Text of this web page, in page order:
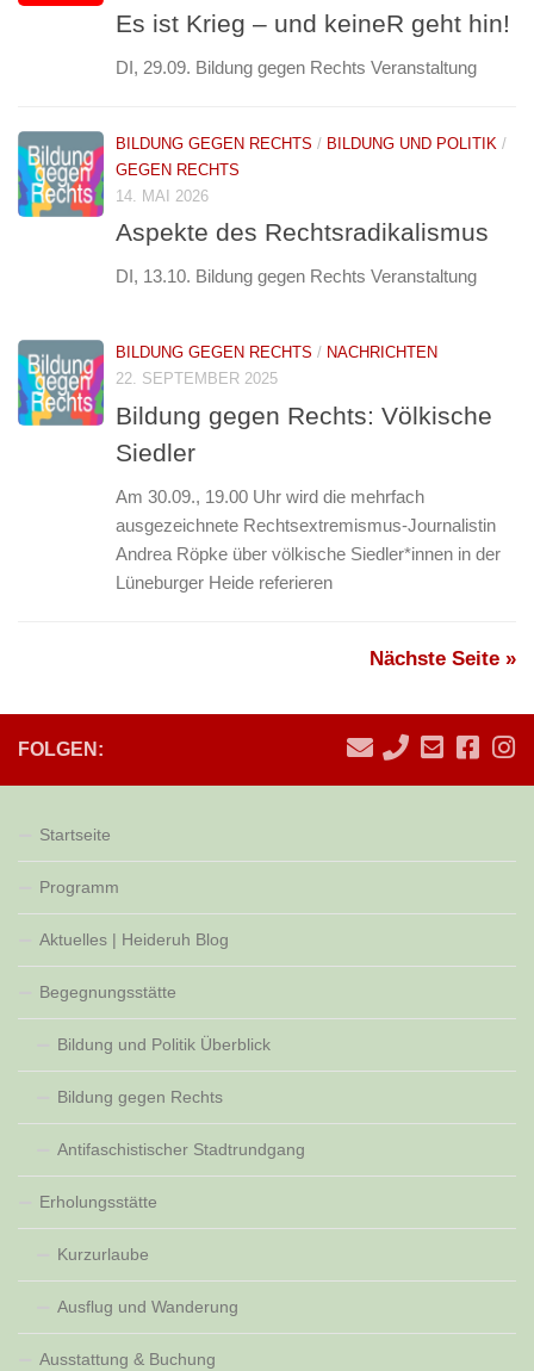
Es ist Krieg – und keineR geht hin!
DI, 29.09. Bildung gegen Rechts Veranstaltung
BILDUNG GEGEN RECHTS / BILDUNG UND POLITIK /
GEGEN RECHTS
14. MAI 2026
Aspekte des Rechtsradikalismus
DI, 13.10. Bildung gegen Rechts Veranstaltung
BILDUNG GEGEN RECHTS / NACHRICHTEN
22. SEPTEMBER 2025
Bildung gegen Rechts: Völkische
Siedler
Am 30.09., 19.00 Uhr wird die mehrfach
ausgezeichnete Rechtsextremismus-Journalistin
Andrea Röpke über völkische Siedler*innen in der
Lüneburger Heide referieren
Nächste Seite »
FOLGEN:
Startseite
Programm
Aktuelles | Heideruh Blog
Begegnungsstätte
Bildung und Politik Überblick
Bildung gegen Rechts
Antifaschistischer Stadtrundgang
Erholungsstätte
Kurzurlaube
Ausflug und Wanderung
Ausstattung & Buchung